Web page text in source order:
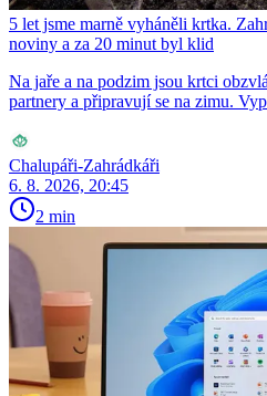
5 let jsme marně vyháněli krtka.
noviny a za 20 minut byl klid
Na jaře a na podzim jsou krtci
partnery a připravují se na zimu.
Chalupáři-Zahrádkáři
6. 8. 2026, 20:45
2 min